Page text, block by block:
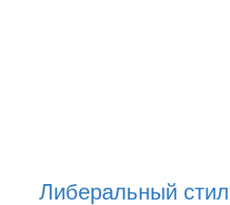
Либеральный